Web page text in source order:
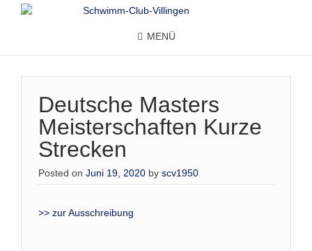
MENÜ
Deutsche Masters
Meisterschaften Kurze
Strecken
Posted on Juni 19, 2020 by scv1950
>> zur Ausschreibung